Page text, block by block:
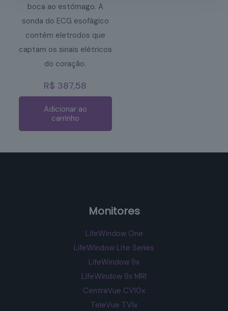
boca ao estômago. A
sonda do ECG esofágico
contém eletrodos que
captam os sinais elétricos
do coração.
R$ 387,58
Adicionar ao
carrinho
Monitores
LifeWindow One
LifeWindow Lite Series
LifeWindow 9x
LifeWindow 9x MRI
CentraVue CV10x
TeleVue TV1x